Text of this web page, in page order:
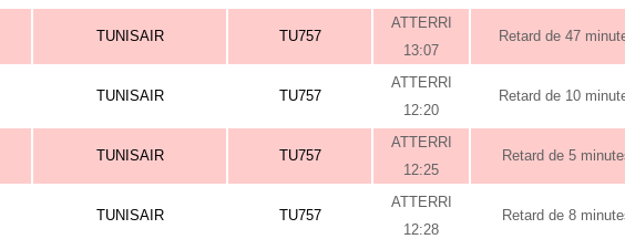
TUNISAIR TU757
ATTERRI
13:07
Retard de 47
TUNISAIR TU757
ATTERRI
12:20
Retard de 10
TUNISAIR TU757
ATTERRI
12:25
Retard de 5
TUNISAIR TU757
ATTERRI
12:28
Retard de 8